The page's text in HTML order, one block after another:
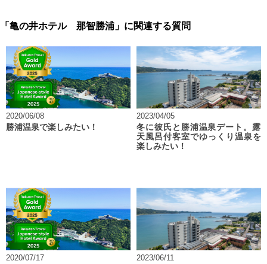
「亀の井ホテル 那智勝浦」に関連する質問
2020/06/08
勝浦温泉で楽しみたい！
2023/04/05
冬に彼氏と勝浦温泉デート。露
天風呂付客室でゆっくり温泉を
楽しみたい！
2020/07/17
2023/06/11